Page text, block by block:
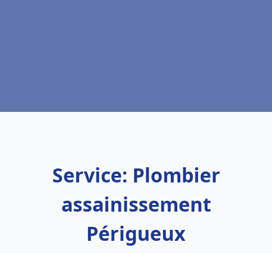
Service: Plombier
assainissement
Périgueux